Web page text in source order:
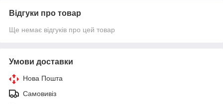
Відгуки про товар
Ще немає відгуків про цей товар
Умови доставки
Нова Пошта
Самовивіз